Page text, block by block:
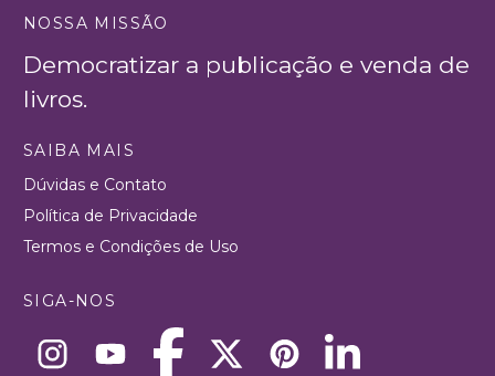
NOSSA MISSÃO
Democratizar a publicação e venda de
livros.
SAIBA MAIS
Dúvidas e Contato
Política de Privacidade
Termos e Condições de Uso
SIGA-NOS